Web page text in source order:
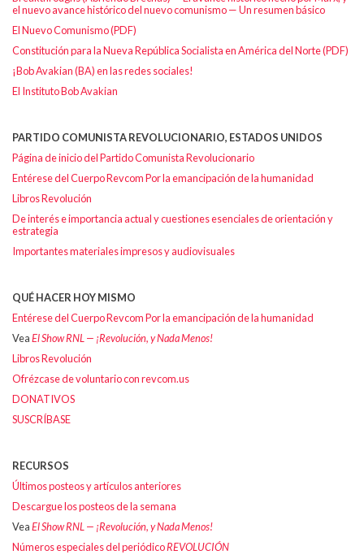
el nuevo avance histórico del nuevo comunismo — Un resumen básico
El Nuevo Comunismo (PDF)
Constitución para la Nueva República Socialista en América del Norte (PDF)
¡Bob Avakian (BA) en las redes sociales!
El Instituto Bob Avakian
PARTIDO COMUNISTA REVOLUCIONARIO, ESTADOS UNIDOS
Página de inicio del Partido Comunista Revolucionario
Entérese del Cuerpo Revcom Por la emancipación de la humanidad
Libros Revolución
De interés e importancia actual y cuestiones esenciales de orientación y
estrategia
Importantes materiales impresos y audiovisuales
QUÉ HACER HOY MISMO
Entérese del Cuerpo Revcom Por la emancipación de la humanidad
VeaEl Show RNL — ¡Revolución, y Nada Menos!
Libros Revolución
Ofrézcase de voluntario con revcom.us
DONATIVOS
SUSCRÍBASE
RECURSOS
Últimos posteos y artículos anteriores
Descargue los posteos de la semana
VeaEl Show RNL — ¡Revolución, y Nada Menos!
Números especiales del periódicoREVOLUCIÓN